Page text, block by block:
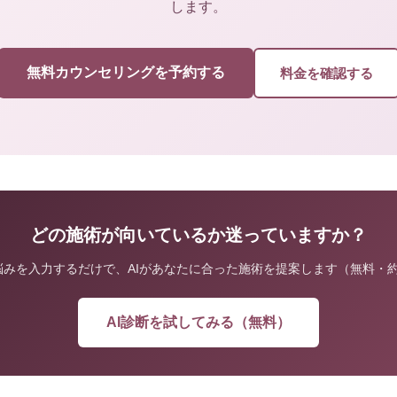
します。
無料カウンセリングを予約する 料金を確認する
どの施術が向いているか迷っていますか？
を入力するだけで、AIがあなたに合った施術を提案します（無料・
AI診断を試してみる（無料）